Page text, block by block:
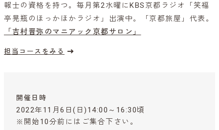
報士の資格を持つ。毎月第2水曜にKBS京都ラジオ「笑福
亭晃瓶のほっかほかラジオ」出演中。「京都旅屋」代表。
「吉村晋弥のマニアック京都サロン」
担当コースをみる
開催日時
2022年11月6日(日)14:00～16:30頃
※開始10分前にはご集合下さい。